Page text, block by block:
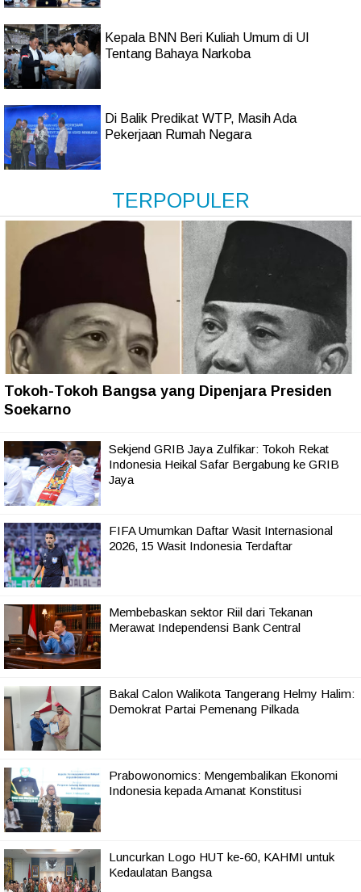
Kepala BNN Beri Kuliah Umum di UI
Tentang Bahaya Narkoba
Di Balik Predikat WTP, Masih Ada
Pekerjaan Rumah Negara
TERPOPULER
Tokoh-Tokoh Bangsa yang Dipenjara Presiden
Soekarno
Sekjend GRIB Jaya Zulfikar: Tokoh Rekat
Indonesia Heikal Safar Bergabung ke GRIB
Jaya
FIFA Umumkan Daftar Wasit Internasional
2026, 15 Wasit Indonesia Terdaftar
Membebaskan sektor Riil dari Tekanan
Merawat Independensi Bank Central
Bakal Calon Walikota Tangerang Helmy Halim:
Demokrat Partai Pemenang Pilkada
Prabowonomics: Mengembalikan Ekonomi
Indonesia kepada Amanat Konstitusi
Luncurkan Logo HUT ke-60, KAHMI untuk
Kedaulatan Bangsa